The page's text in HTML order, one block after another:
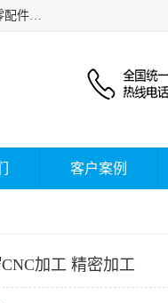
深圳市瑞通精密机械有限公司主要承接深圳精密零配件加工,非标零部配件加工,家具零配件加工,治具零配件加工,龙华精密零配件加工等各种各种精密机械加工，欢迎来来电咨询！
客户案例
加工 精密加工